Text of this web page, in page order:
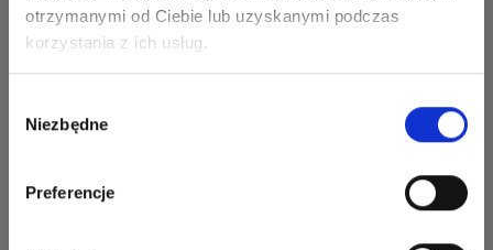
otrzymanymi od Ciebie lub uzyskanymi podczas
korzystania z ich usług.
zgody
Niezbędne
Preferencje
LindeHobby zostało
założone w 2015 roku z
akcesoriów w
najlepszą możliwą obsługę
Moje